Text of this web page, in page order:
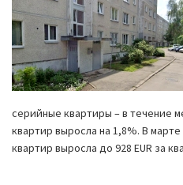
серийные квартиры – в течение
квартир выросла на 1,8%. В
квартир выросла до 928 EUR за